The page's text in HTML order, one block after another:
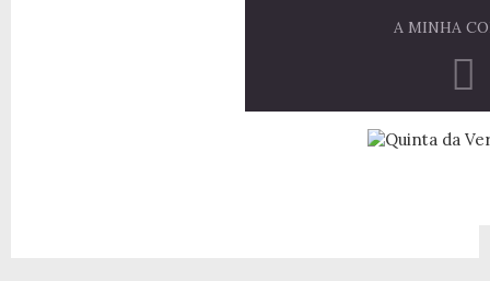
A MINHA